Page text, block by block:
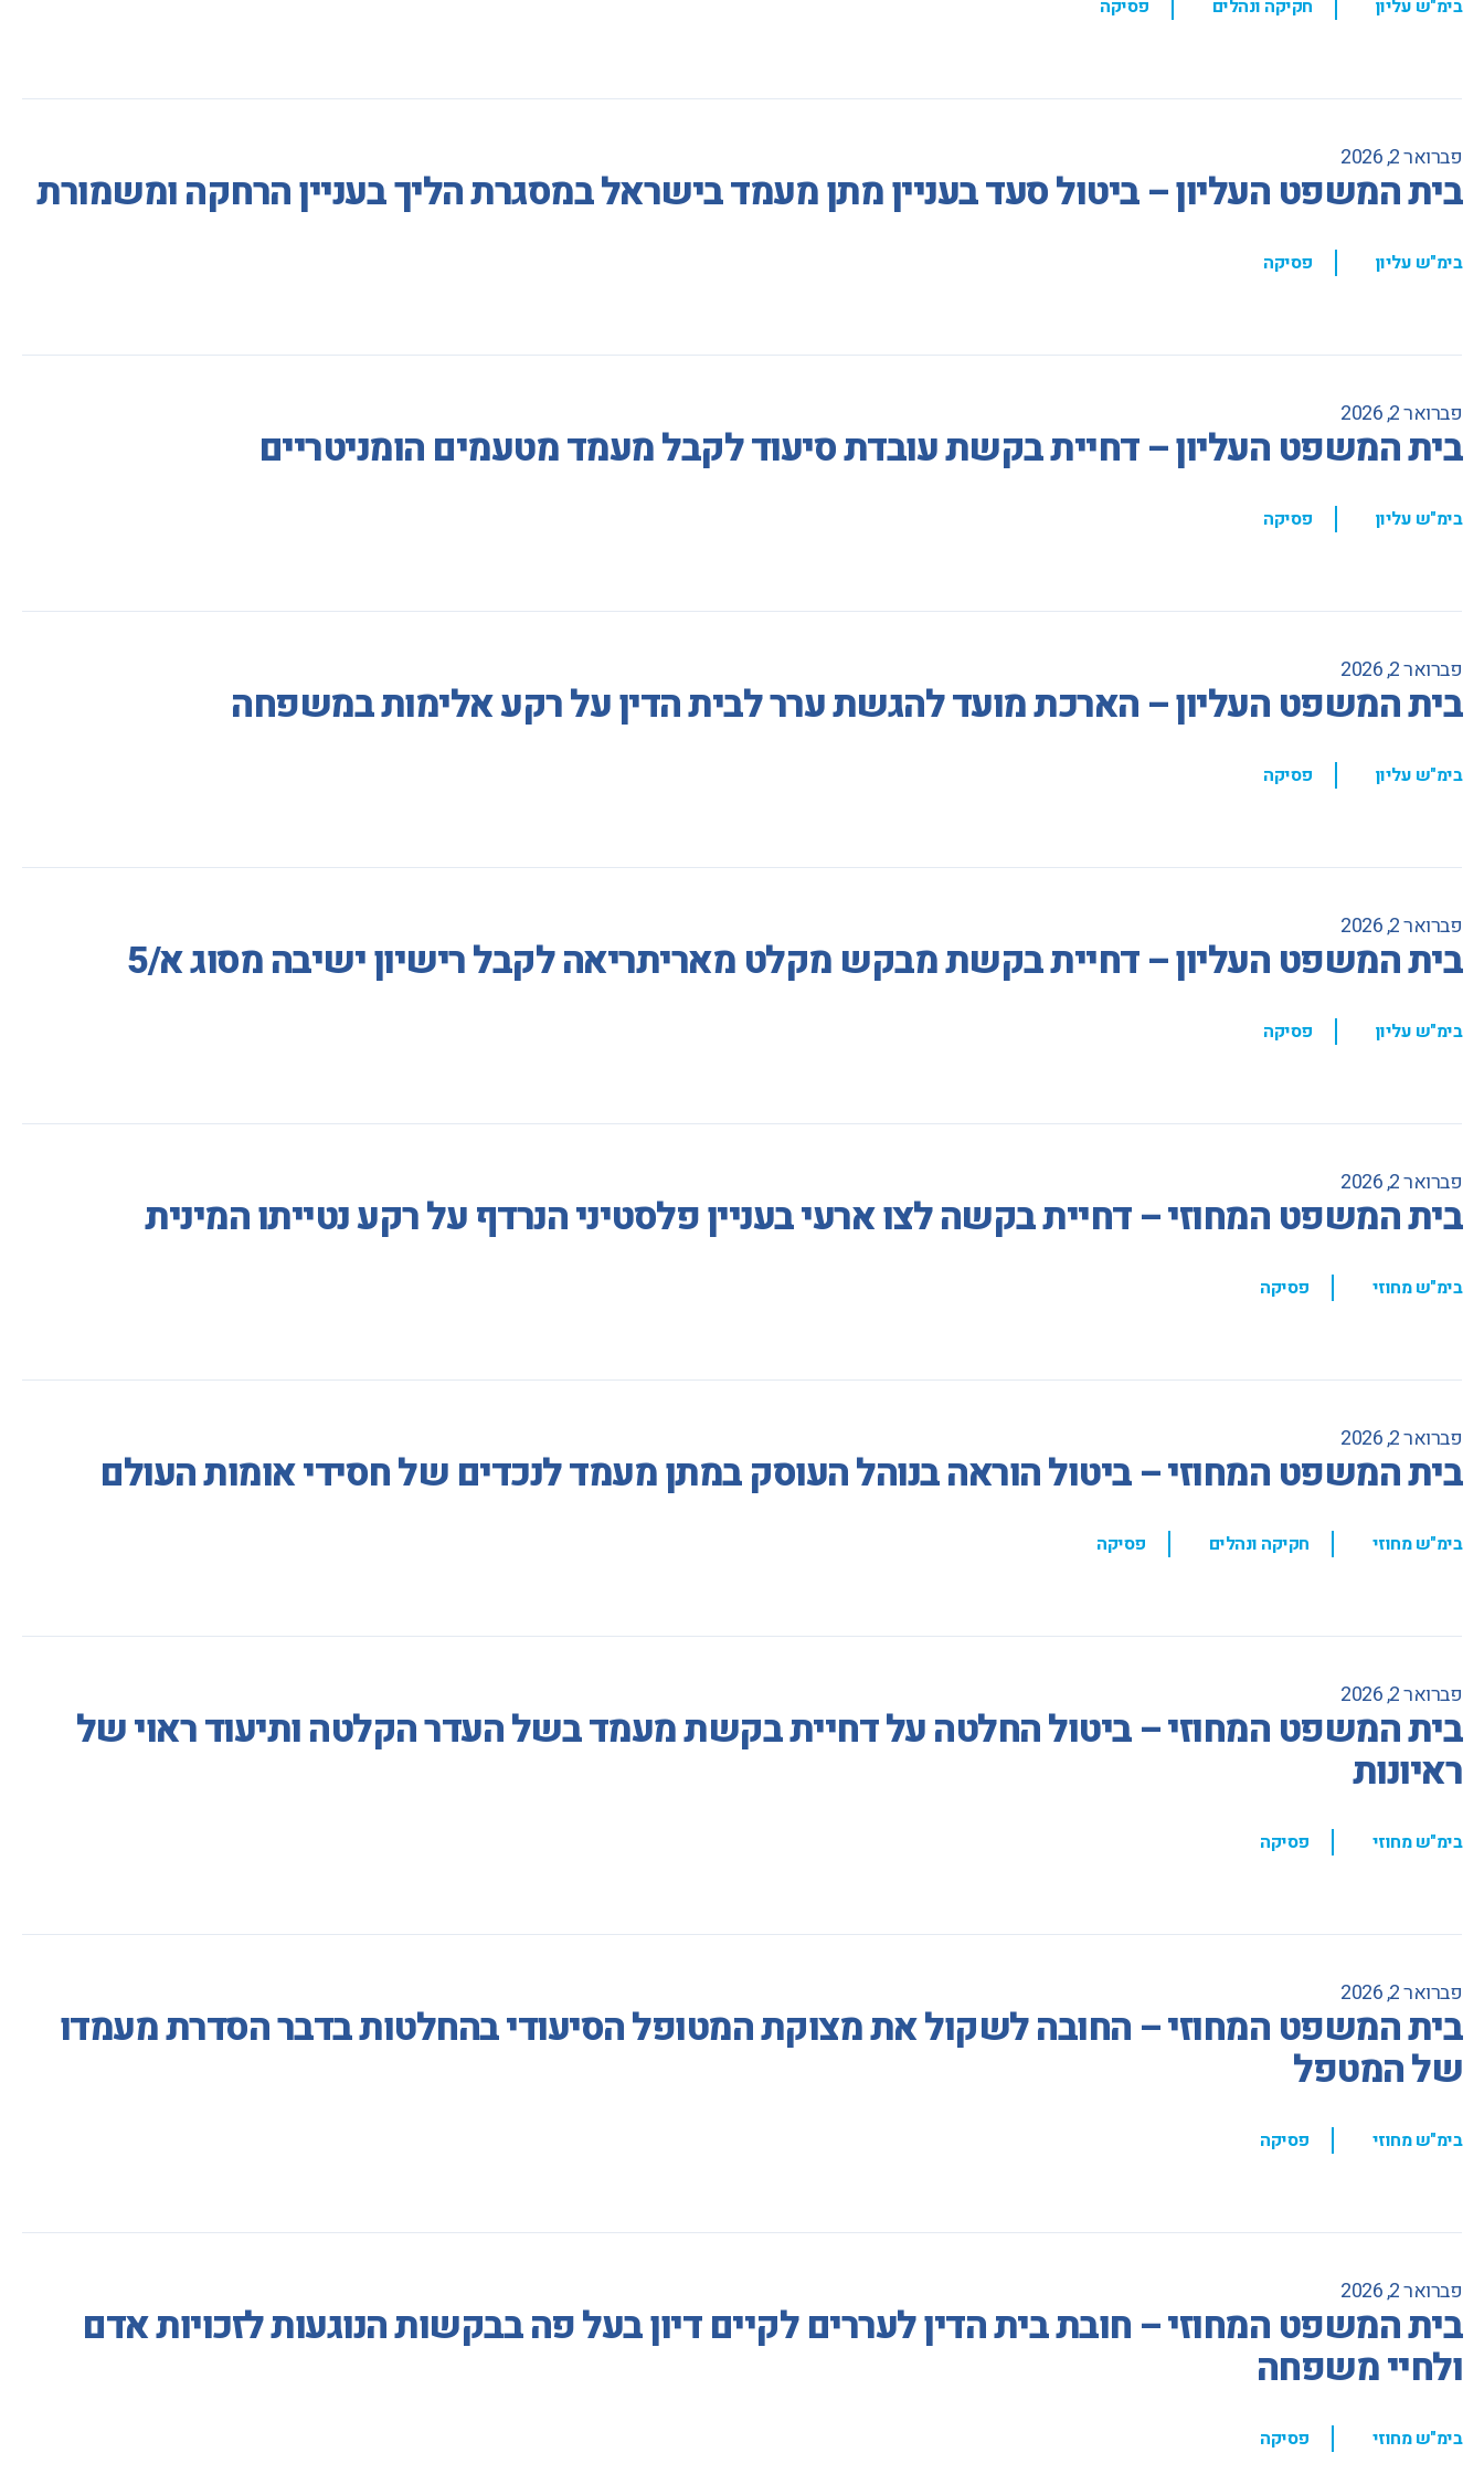
בימ"ש עליון חקיקה ונהלים פסיקה
פברואר 2, 2026
בית המשפט העליון – ביטול סעד בעניין מתן מעמד בישראל במסגרת הליך בעניין הרחקה ומשמורת
בימ"ש עליון , פסיקה
פברואר 2, 2026
בית המשפט העליון – דחיית בקשת עובדת סיעוד לקבל מעמד מטעמים הומניטריים
בימ"ש עליון , פסיקה
פברואר 2, 2026
בית המשפט העליון – הארכת מועד להגשת ערר לבית הדין על רקע אלימות במשפחה
בימ"ש עליון , פסיקה
פברואר 2, 2026
בית המשפט העליון – דחיית בקשת מבקש מקלט מאריתריאה לקבל רישיון ישיבה מסוג א/5
בימ"ש עליון , פסיקה
פברואר 2, 2026
בית המשפט המחוזי – דחיית בקשה לצו ארעי בעניין פלסטיני הנרדף על רקע נטייתו המינית
בימ"ש מחוזי , פסיקה
פברואר 2, 2026
בית המשפט המחוזי – ביטול הוראה בנוהל העוסק במתן מעמד לנכדים של חסידי אומות העולם
בימ"ש מחוזי , חקיקה ונהלים , פסיקה
פברואר 2, 2026
בית המשפט המחוזי – ביטול החלטה על דחיית בקשת מעמד בשל העדר הקלטה ותיעוד ראוי של
ראיונות
בימ"ש מחוזי , פסיקה
פברואר 2, 2026
בית המשפט המחוזי – החובה לשקול את מצוקת המטופל הסיעודי בהחלטות בדבר הסדרת מעמדו
של המטפל
בימ"ש מחוזי , פסיקה
פברואר 2, 2026
בית המשפט המחוזי – חובת בית הדין לעררים לקיים דיון בעל פה בבקשות הנוגעות לזכויות אדם
ולחיי משפחה
בימ"ש מחוזי , פסיקה